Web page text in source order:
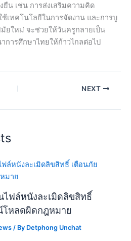
น เช่น การส่งเสริมความคิด
เทคโนโลยีในการจัดงาน และการบู
ยใหม่ จะช่วยให้วันครูกลายเป็น
ารศึกษาไทยให้ก้าวไกลต่อไป
NEXT
ไฟล์หนังละเมิดลิขสิทธิ์
โหลดผิดกฎหมาย
/ By Detphong Unchat